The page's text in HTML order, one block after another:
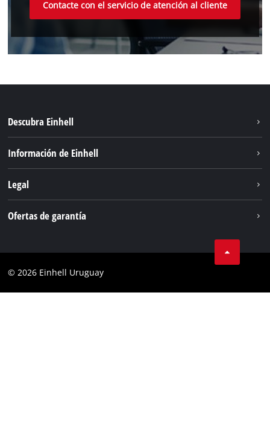
Contacte con el servicio de atención al cliente
Descubra Einhell
Servicio
Información de Einhell
Legal
Cumplimiento
Ofertas de garantía
Garantía PurePower Brushless
© 2026 Einhell Uruguay